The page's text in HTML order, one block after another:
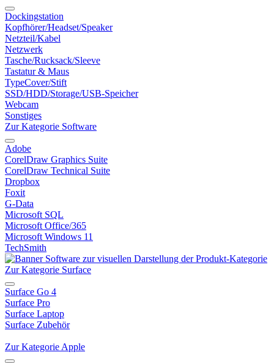
Dockingstation
Kopfhörer/Headset/Speaker
Netzteil/Kabel
Netzwerk
Tasche/Rucksack/Sleeve
Tastatur & Maus
TypeCover/Stift
SSD/HDD/Storage/USB-Speicher
Webcam
Sonstiges
Zur Kategorie Software
Adobe
CorelDraw Graphics Suite
CorelDraw Technical Suite
Dropbox
Foxit
G-Data
Microsoft SQL
Microsoft Office/365
Microsoft Windows 11
TechSmith
Zur Kategorie Surface
Surface Go 4
Surface Pro
Surface Laptop
Surface Zubehör
Zur Kategorie Apple